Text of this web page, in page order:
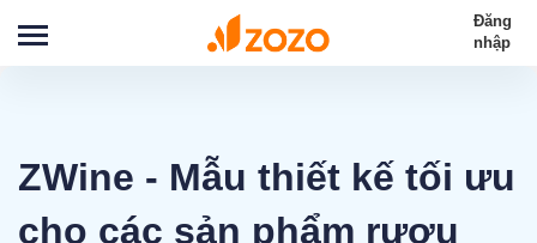
Đăng
nhập
ZWine - Mẫu thiết kế tối ưu
cho các sản phẩm rượu